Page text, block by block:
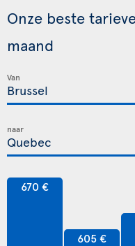
Onze beste
maand
Van
naar
670 €
605 €